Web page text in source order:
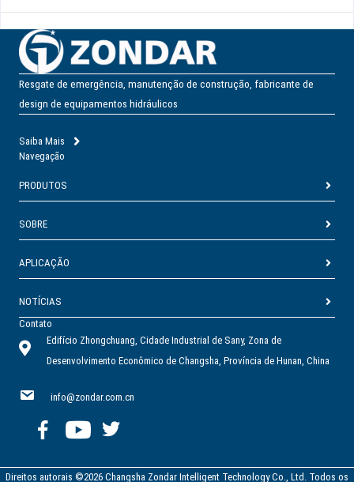
Resgate de emergência, manutenção de construção, fabricante de
design de equipamentos hidráulicos
Saiba Mais
Navegação
PRODUTOS
SOBRE
APLICAÇÃO
NOTÍCIAS
Contato
Edifício Zhongchuang, Cidade Industrial de Sany, Zona de
Desenvolvimento Econômico de Changsha, Província de Hunan, China
info@zondar.com.cn
Direitos autorais ©2026 Changsha Zondar Intelligent Technology Co., Ltd. Todos os